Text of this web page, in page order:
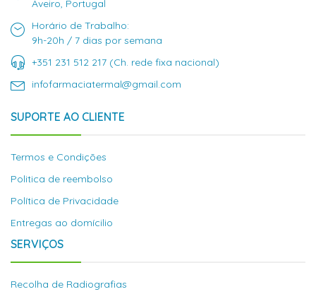
Aveiro, Portugal
Horário de Trabalho:
9h-20h / 7 dias por semana
+351 231 512 217 (Ch. rede fixa nacional)
infofarmaciatermal@gmail.com
SUPORTE AO CLIENTE
Termos e Condições
Politica de reembolso
Política de Privacidade
Entregas ao domícilio
SERVIÇOS
Recolha de Radiografias